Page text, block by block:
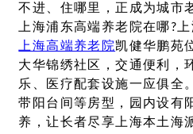
不进、住哪里，正成为城市
上海浦东高端养老院在哪?
上海高端养老院凯健华鹏苑
大华锦绣社区，交通便利，
乐、医疗配套设施一应俱全
带阳台间等房型，园内设有
养，让长者尽享上海本土海